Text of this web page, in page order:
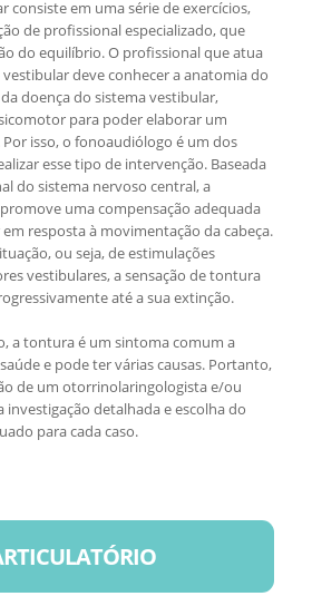
consiste em uma série de exercícios,
de profissional especializado, que
do equilíbrio. O profissional que atua
deve conhecer a anatomia do
doença do sistema vestibular,
para poder elaborar um
isso, o fonoaudiólogo é um dos
esse tipo de intervenção. Baseada
do sistema nervoso central, a
uma compensação adequada
resposta à movimentação da cabeça.
ou seja, de estimulações
vestibulares, a sensação de tontura
até a sua extinção.
a tontura é um sintoma comum a
e pode ter várias causas. Portanto,
de um otorrinolaringologista e/ou
detalhada e escolha do
para cada caso.